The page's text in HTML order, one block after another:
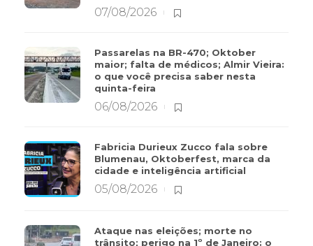
07/08/2026
Passarelas na BR-470; Oktober
maior; falta de médicos; Almir Vieira:
o que você precisa saber nesta
quinta-feira
06/08/2026
Fabricia Durieux Zucco fala sobre
Blumenau, Oktoberfest, marca da
cidade e inteligência artificial
05/08/2026
Ataque nas eleições; morte no
trânsito; perigo na 1º de Janeiro: o